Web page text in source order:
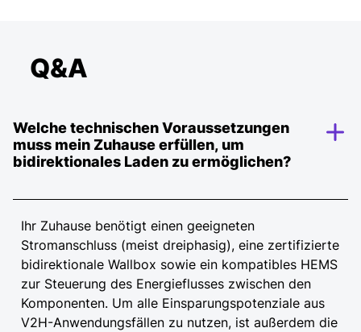
Q&A
Welche technischen Voraussetzungen
muss mein Zuhause erfüllen, um
bidirektionales Laden zu ermöglichen?
Ihr Zuhause benötigt einen geeigneten
Stromanschluss (meist dreiphasig), eine zertifizierte
bidirektionale Wallbox sowie ein kompatibles HEMS
zur Steuerung des Energieflusses zwischen den
Komponenten. Um alle Einsparungspotenziale aus
V2H-Anwendungsfällen zu nutzen, ist außerdem die